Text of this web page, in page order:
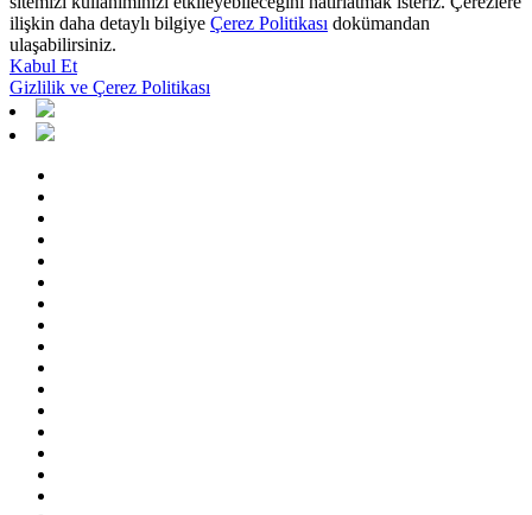
ilişkin daha detaylı bilgiye Çerez Politikası dokümandan
ulaşabilirsiniz.
Kabul Et
Gizlilik ve Çerez Politikası